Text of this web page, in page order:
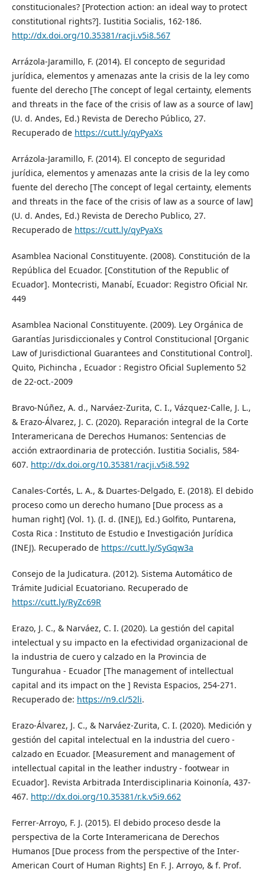
constitucionales? [Protection action: an ideal way to protect
constitutional rights?]. Iustitia Socialis, 162-186.
http://dx.doi.org/10.35381/racji.v5i8.567
Arrázola-Jaramillo, F. (2014). El concepto de seguridad
jurídica, elementos y amenazas ante la crisis de la ley como
fuente del derecho [The concept of legal certainty, elements
and threats in the face of the crisis of law as a source of law]
(U. d. Andes, Ed.) Revista de Derecho Público, 27.
Recuperado de https://cutt.ly/qyPyaXs
Arrázola-Jaramillo, F. (2014). El concepto de seguridad
jurídica, elementos y amenazas ante la crisis de la ley como
fuente del derecho [The concept of legal certainty, elements
and threats in the face of the crisis of law as a source of law]
(U. d. Andes, Ed.) Revista de Derecho Publico, 27.
Recuperado de https://cutt.ly/qyPyaXs
Asamblea Nacional Constituyente. (2008). Constitución de la
República del Ecuador. [Constitution of the Republic of
Ecuador]. Montecristi, Manabí, Ecuador: Registro Oficial Nr.
449
Asamblea Nacional Constituyente. (2009). Ley Orgánica de
Garantías Jurisdiccionales y Control Constitucional [Organic
Law of Jurisdictional Guarantees and Constitutional Control].
Quito, Pichincha , Ecuador : Registro Oficial Suplemento 52
de 22-oct.-2009
Bravo-Núñez, A. d., Narváez-Zurita, C. I., Vázquez-Calle, J. L.,
& Erazo-Álvarez, J. C. (2020). Reparación integral de la Corte
Interamericana de Derechos Humanos: Sentencias de
acción extraordinaria de protección. Iustitia Socialis, 584-
607. http://dx.doi.org/10.35381/racji.v5i8.592
Canales-Cortés, L. A., & Duartes-Delgado, E. (2018). El debido
proceso como un derecho humano [Due process as a
human right] (Vol. 1). (I. d. (INEJ), Ed.) Golfito, Puntarena,
Costa Rica : Instituto de Estudio e Investigación Jurídica
(INEJ). Recuperado de https://cutt.ly/SyGqw3a
Consejo de la Judicatura. (2012). Sistema Automático de
Trámite Judicial Ecuatoriano. Recuperado de
https://cutt.ly/RyZc69R
Erazo, J. C., & Narváez, C. I. (2020). La gestión del capital
intelectual y su impacto en la efectividad organizacional de
la industria de cuero y calzado en la Provincia de
Tungurahua - Ecuador [The management of intellectual
capital and its impact on the ] Revista Espacios, 254-271.
Recuperado de: https://n9.cl/52li.
Erazo-Álvarez, J. C., & Narváez-Zurita, C. I. (2020). Medición y
gestión del capital intelectual en la industria del cuero -
calzado en Ecuador. [Measurement and management of
intellectual capital in the leather industry - footwear in
Ecuador]. Revista Arbitrada Interdisciplinaria Koinonía, 437-
467. http://dx.doi.org/10.35381/r.k.v5i9.662
Ferrer-Arroyo, F. J. (2015). El debido proceso desde la
perspectiva de la Corte Interamericana de Derechos
Humanos [Due process from the perspective of the Inter-
American Court of Human Rights] En F. J. Arroyo, & f. Prof.